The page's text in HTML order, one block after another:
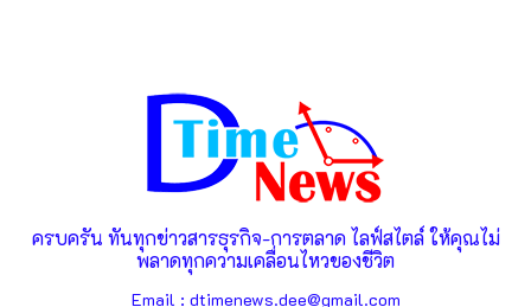
ครบครัน ทันทุกข่าวสารธุรกิจ-การตลาด ไลฟ์สไตล์ ให้คุณไม่
พลาดทุกความเคลื่อนไหวของชีวิต
Email : dtimenews.dee@gmail.com